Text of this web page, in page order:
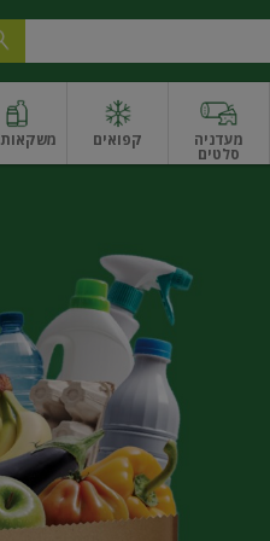
מעדניה
סלטים
ונקניקים
קפואים משקאות
בתפזורתפיצוחים, אגוזים